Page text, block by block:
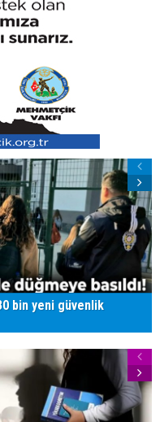
bin yeni güvenlik